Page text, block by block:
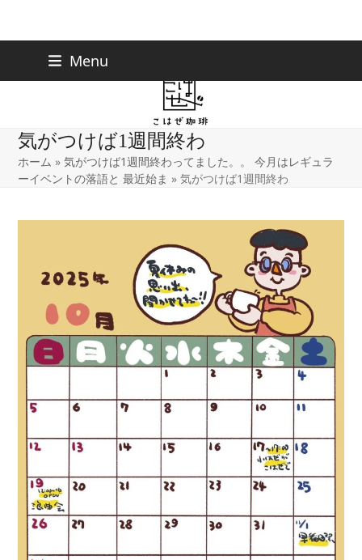
Menu
気がつけば1週間終わ
ホーム »気がつけば1週間終わってました。。 今月はレギュラ
ーイベントの落語と 最近始ま »気がつけば1週間終わ